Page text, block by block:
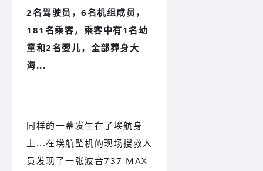
2名驾驶员，6名机组成员，
181名乘客，乘客中有1名幼
童和2名婴儿，全部葬身大
海...
同样的一幕发生在了埃航身
上...在埃航坠机的现场搜救人
员发现了一张波音737 MAX